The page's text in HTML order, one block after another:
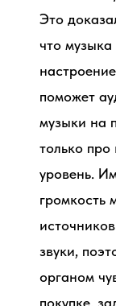
Это
что
поможет
музыки на
только
уровень.
громкость
звуки,
органом
покупке,